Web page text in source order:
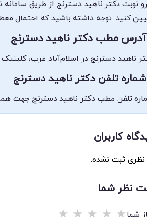
نوبت دکتر ناهید دسترنج از طریق
کنید. توجه داشته باشید که احتمال
آدرس مطب دکتر ناهید دسترنج
ناهید دسترنج در اسلام‌آباد غرب،
شماره تلفن دکتر ناهید دسترنج
تلفن مطب دکتر ناهید دسترنج جهت هماهنگی و ارتباط با ایشان 08345226225 می‌باشد که
کاربران
نظری ثبت نشده.
نظر شما
شما